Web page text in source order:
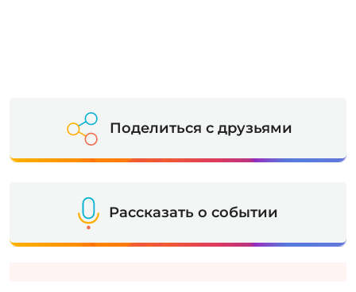
Поделиться с друзьями
Рассказать о событии